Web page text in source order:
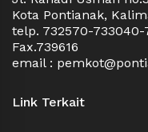
Kota Pontianak,
telp. 732570-733040-
Fax.739616
email :
Link Terkait